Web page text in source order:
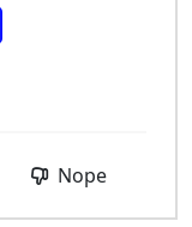
Nope